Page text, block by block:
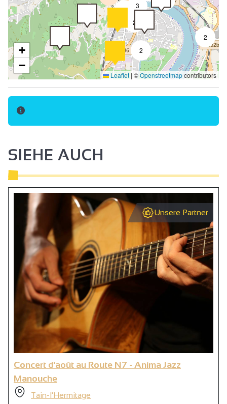
2
2
2
2
3
+
−
Leaflet | ©Openstreetmapcontributors
SIEHE AUCH
Unsere Partner
Concert d'août au Route N7 - Anima Jazz
Manouche
Tain-l'Hermitage